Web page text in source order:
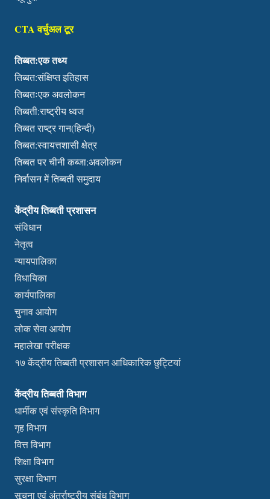
CTA वर्चुअल टूर
तिब्बत:एक तथ्य
तिब्बत:संक्षिप्त इतिहास
तिब्बतःएक अवलोकन
तिब्बती:राष्ट्रीय ध्वज
तिब्बत राष्ट्र गान(हिन्दी)
तिब्बत:स्वायत्तशासी क्षेत्र
तिब्बत पर चीनी कब्जा:अवलोकन
निर्वासन में तिब्बती समुदाय
केंद्रीय तिब्बती प्रशासन
संविधान
नेतृत्व
न्यायपालिका
विधायिका
कार्यपालिका
चुनाव आयोग
लोक सेवा आयोग
महालेखा परीक्षक
१७ केंद्रीय तिब्बती प्रशासन आधिकारिक छुट्टियां
केंद्रीय तिब्बती विभाग
धार्मीक एवं संस्कृति विभाग
गृह विभाग
वित्त विभाग
शिक्षा विभाग
सुरक्षा विभाग
सूचना एवं अंतर्राष्ट्रीय संबंध विभाग